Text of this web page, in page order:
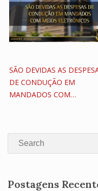
SÃO DEVIDAS AS
DE CONDUÇÃO EM
MANDADOS COM…
Search
Postagens